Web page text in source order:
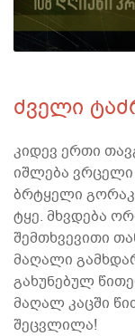
ძველი
კიდევ ერთი
იშლება ვრცელი
ბრტყელი
ტყე. მხვდება
შემთხვევითი
მაღალი
გახუნებულ
მაღალ კაცში
შეცვლილა!